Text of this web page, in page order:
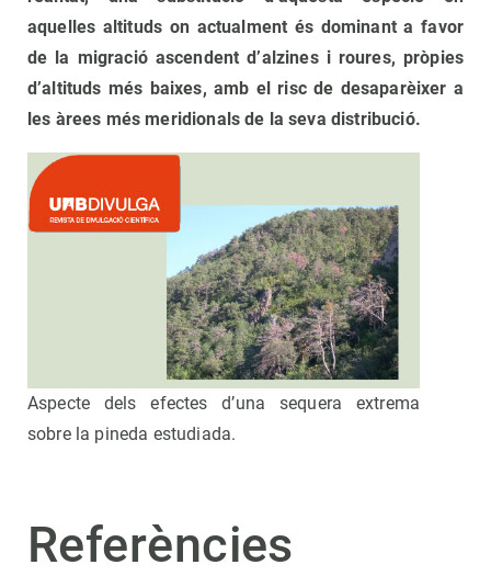
aquelles altituds on actualment és dominant a favor
de la migració ascendent d’alzines i roures, pròpies
d’altituds més baixes, amb el risc de desaparèixer a
les àrees més meridionals de la seva distribució.
Aspecte dels efectes d’una sequera extrema
sobre la pineda estudiada.
Referències